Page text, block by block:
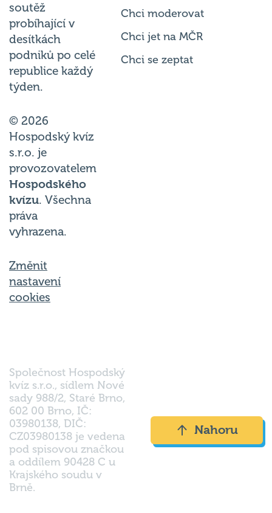
soutěž
probíhající v
desítkách
podniků po celé
republice každý
týden.
© 2026
Hospodský kvíz
s.r.o. je
provozovatelem
Hospodského
kvízu. Všechna
práva
vyhrazena.
Změnit
nastavení
cookies
Chci moderovat
Chci jet na MČR
Chci se zeptat
Společnost Hospodský
kvíz s.r.o., sídlem Nové
sady 988/2, Staré Brno,
602 00 Brno, IČ:
03980138, DIČ:
CZ03980138 je vedena
pod spisovou značkou
a oddílem 90428 C u
Krajského soudu v
Brně.
Nahoru